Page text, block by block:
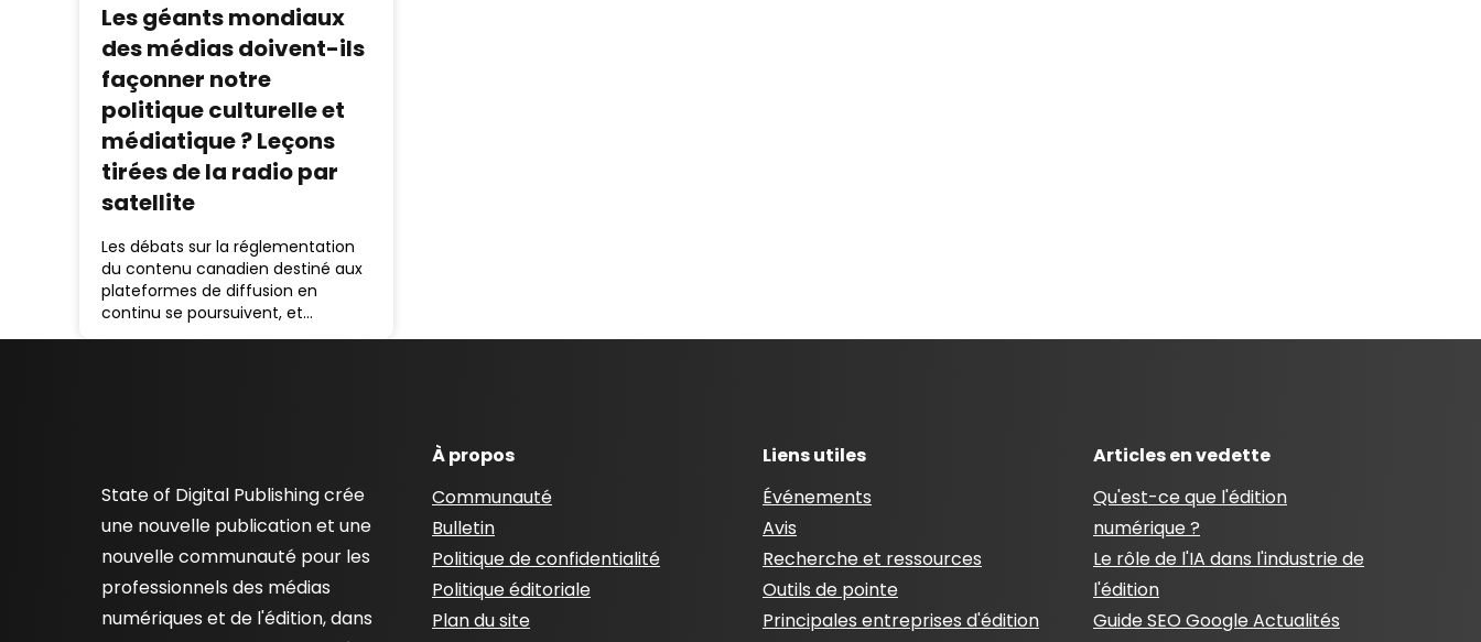
Les géants mondiaux
des médias doivent-ils
façonner notre
politique culturelle et
médiatique ? Leçons
tirées de la radio par
satellite
Les débats sur la réglementation
du contenu canadien destiné aux
plateformes de diffusion en
continu se poursuivent, et…
State of Digital Publishing crée
une nouvelle publication et une
nouvelle communauté pour les
professionnels des médias
numériques et de l'édition, dans
À propos
Communauté
Bulletin
Politique de confidentialité
Politique éditoriale
Plan du site
Liens utiles
Événements
Avis
Recherche et ressources
Outils de pointe
Principales entreprises d'édition
Articles en vedette
Qu'est-ce que l'édition
numérique ?
Le rôle de l'IA dans l'industrie de
l'édition
Guide SEO Google Actualités